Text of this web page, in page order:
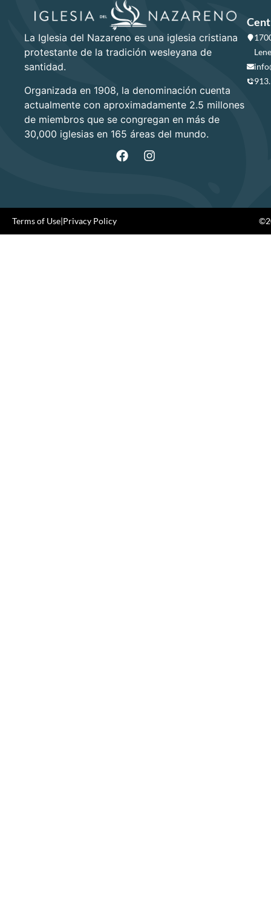
La Iglesia del Nazareno es una iglesia cristiana
protestante de la tradición wesleyana de
santidad.
Organizada en 1908, la denominación cuenta
actualmente con aproximadamente 2.5 millones
de miembros que se congregan en más de
30,000 iglesias en 165 áreas del mundo.
Terms of Use|Privacy Policy